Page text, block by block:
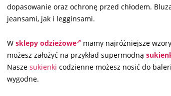
dopasowanie oraz ochronę przed chłodem.
jeansami, jak i legginsami.
W sklepy odzieżowe mamy najróżniejsze
możesz założyć na przykład supermodną
Nasze sukienki codzienne możesz nosić do
wygodne.